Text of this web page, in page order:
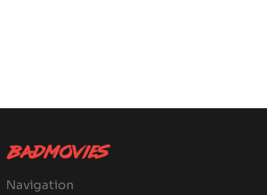
Navigation